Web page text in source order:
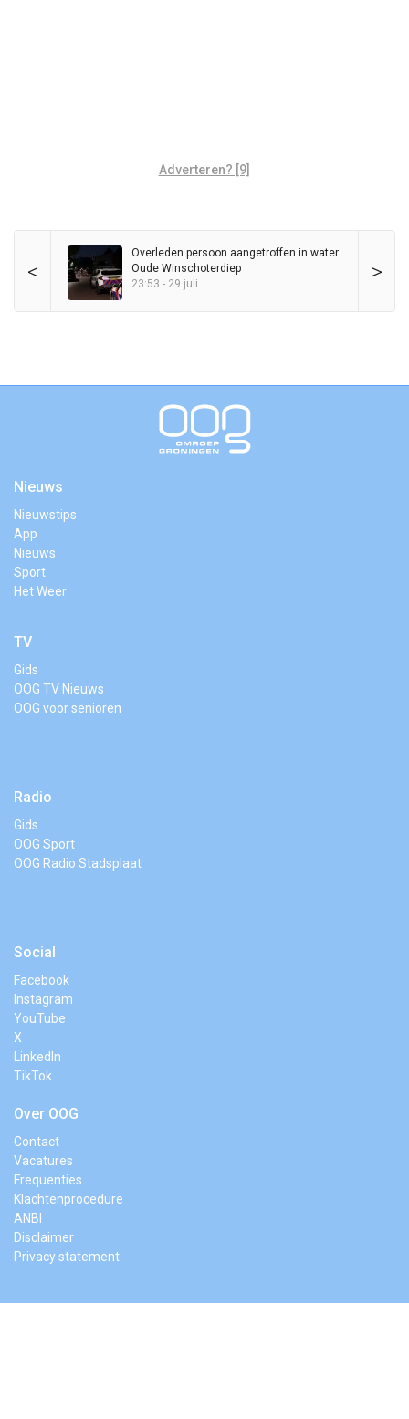
Adverteren? [9]
< >
Overleden persoon aangetroffen in water
Oude Winschoterdiep
23:53 - 29 juli
Nieuws
Nieuwstips
App
Nieuws
Sport
Het Weer
TV
Gids
OOG TV Nieuws
OOG voor senioren
Radio
Gids
OOG Sport
OOG Radio Stadsplaat
Social
Facebook
Instagram
YouTube
X
LinkedIn
TikTok
Over OOG
Contact
Vacatures
Frequenties
Klachtenprocedure
ANBI
Disclaimer
Privacy statement